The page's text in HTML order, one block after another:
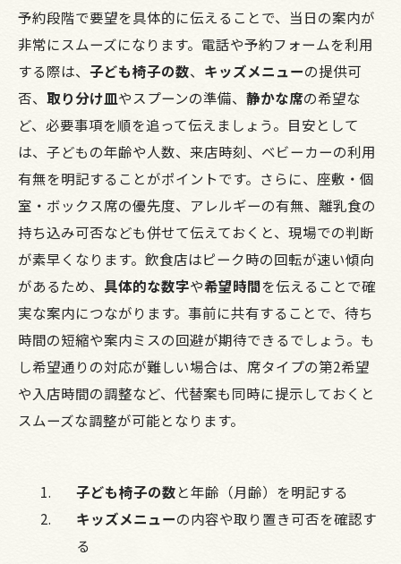
予約段階で要望を具体的に伝えることで、当日の案内が
非常にスムーズになります。電話や予約フォームを利用
する際は、 子ども椅子の数、 キッズメニューの提供可
否、 取り分け皿やスプーンの準備、 静かな席の希望な
ど、必要事項を順を追って伝えましょう。目安として
は、子どもの年齢や人数、来店時刻、ベビーカーの利用
有無を明記することがポイントです。さらに、座敷・個
室・ボックス席の優先度、アレルギーの有無、離乳食の
持ち込み可否なども併せて伝えておくと、現場での判断
が素早くなります。飲食店はピーク時の回転が速い傾向
があるため、 具体的な数字や希望時間を伝えることで確
実な案内につながります。事前に共有することで、待ち
時間の短縮や案内ミスの回避が期待できるでしょう。も
し希望通りの対応が難しい場合は、席タイプの第2希望
や入店時間の調整など、代替案も同時に提示しておくと
スムーズな調整が可能となります。
子ども椅子の数と年齢（月齢）を明記する
キッズメニューの内容や取り置き可否を確認す
る